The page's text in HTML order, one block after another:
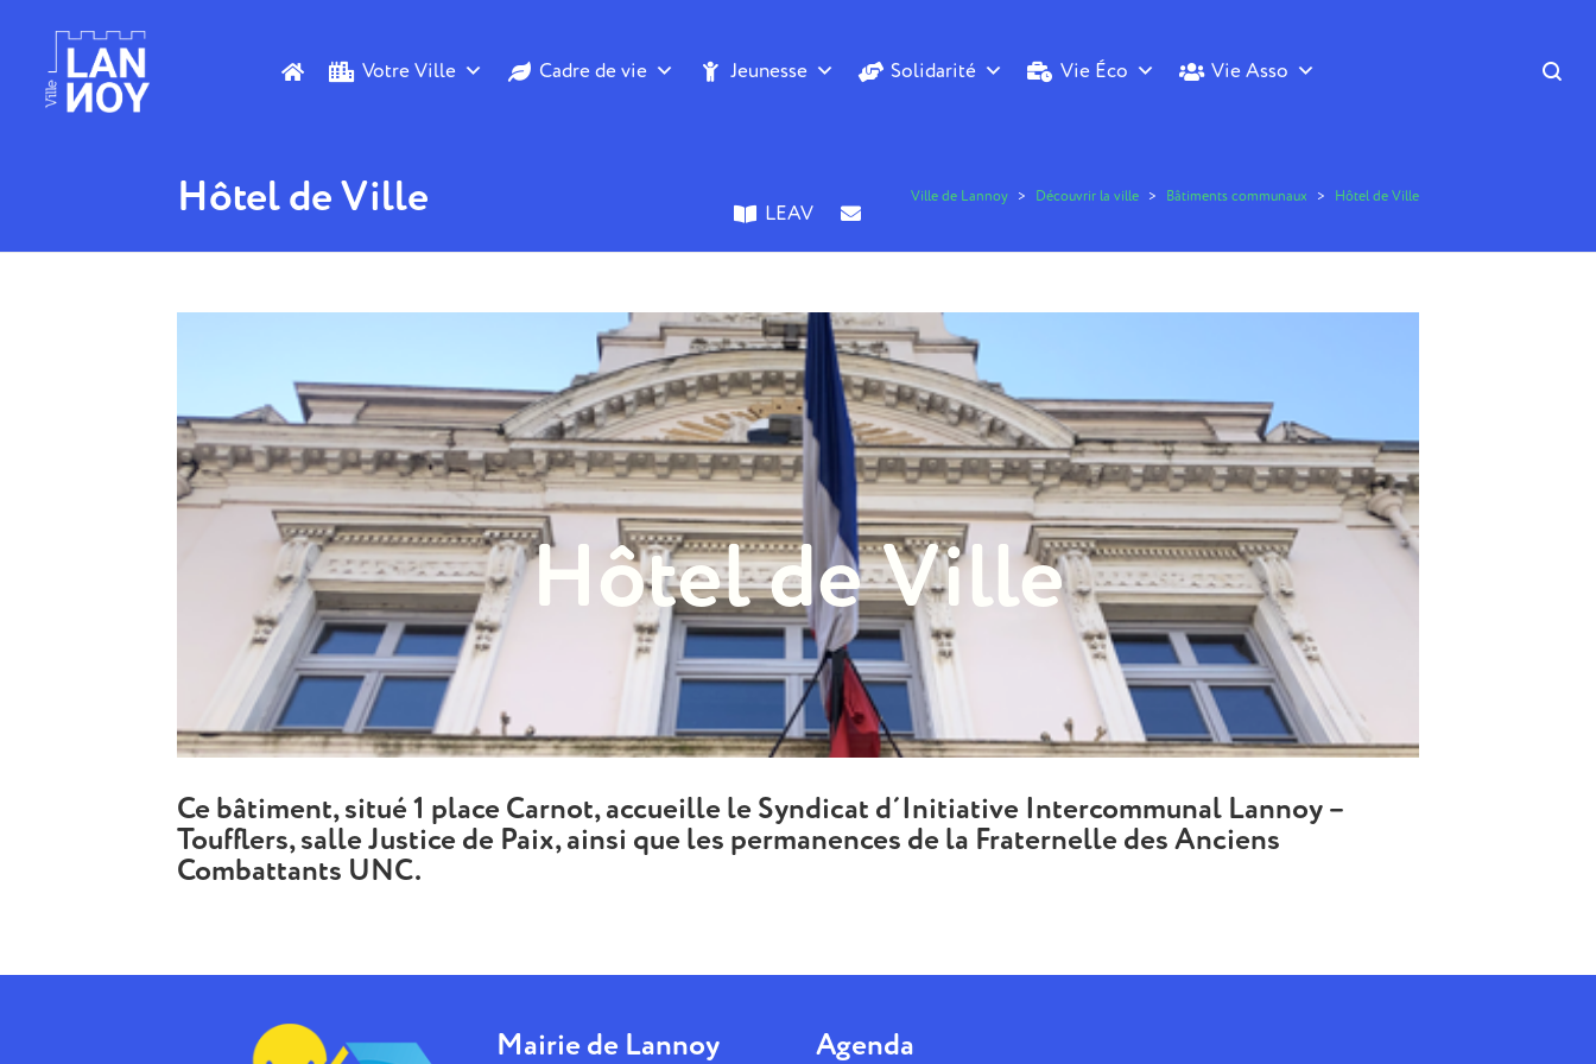
Votre Ville Cadre de vie Jeunesse Solidarité Vie Éco Vie Asso
LEAV
Hôtel de Ville Ville de Lannoy > Découvrir la ville > Bâtiments communaux > Hôtel de Ville
Hôtel de Ville
Ce bâtiment, situé 1 place Carnot, accueille le Syndicat d´Initiative Intercommunal Lannoy –
Toufflers, salle Justice de Paix, ainsi que les permanences de la Fraternelle des Anciens
Combattants UNC.
Mairie de Lannoy Agenda